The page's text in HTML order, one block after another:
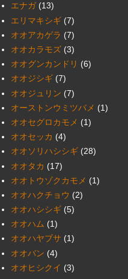
エナガ (13)
エリマキシギ (7)
オオアカゲラ (7)
オオカラモズ (3)
オオグンカンドリ (6)
オオジシギ (7)
オオジュリン (7)
オーストンウミツバメ (1)
オオセグロカモメ (1)
オオセッカ (4)
オオソリハシシギ (28)
オオタカ (17)
オオトウゾクカモメ (1)
オオハクチョウ (2)
オオハシシギ (5)
オオハム (1)
オオハヤブサ (1)
オオバン (4)
オオヒシクイ (3)